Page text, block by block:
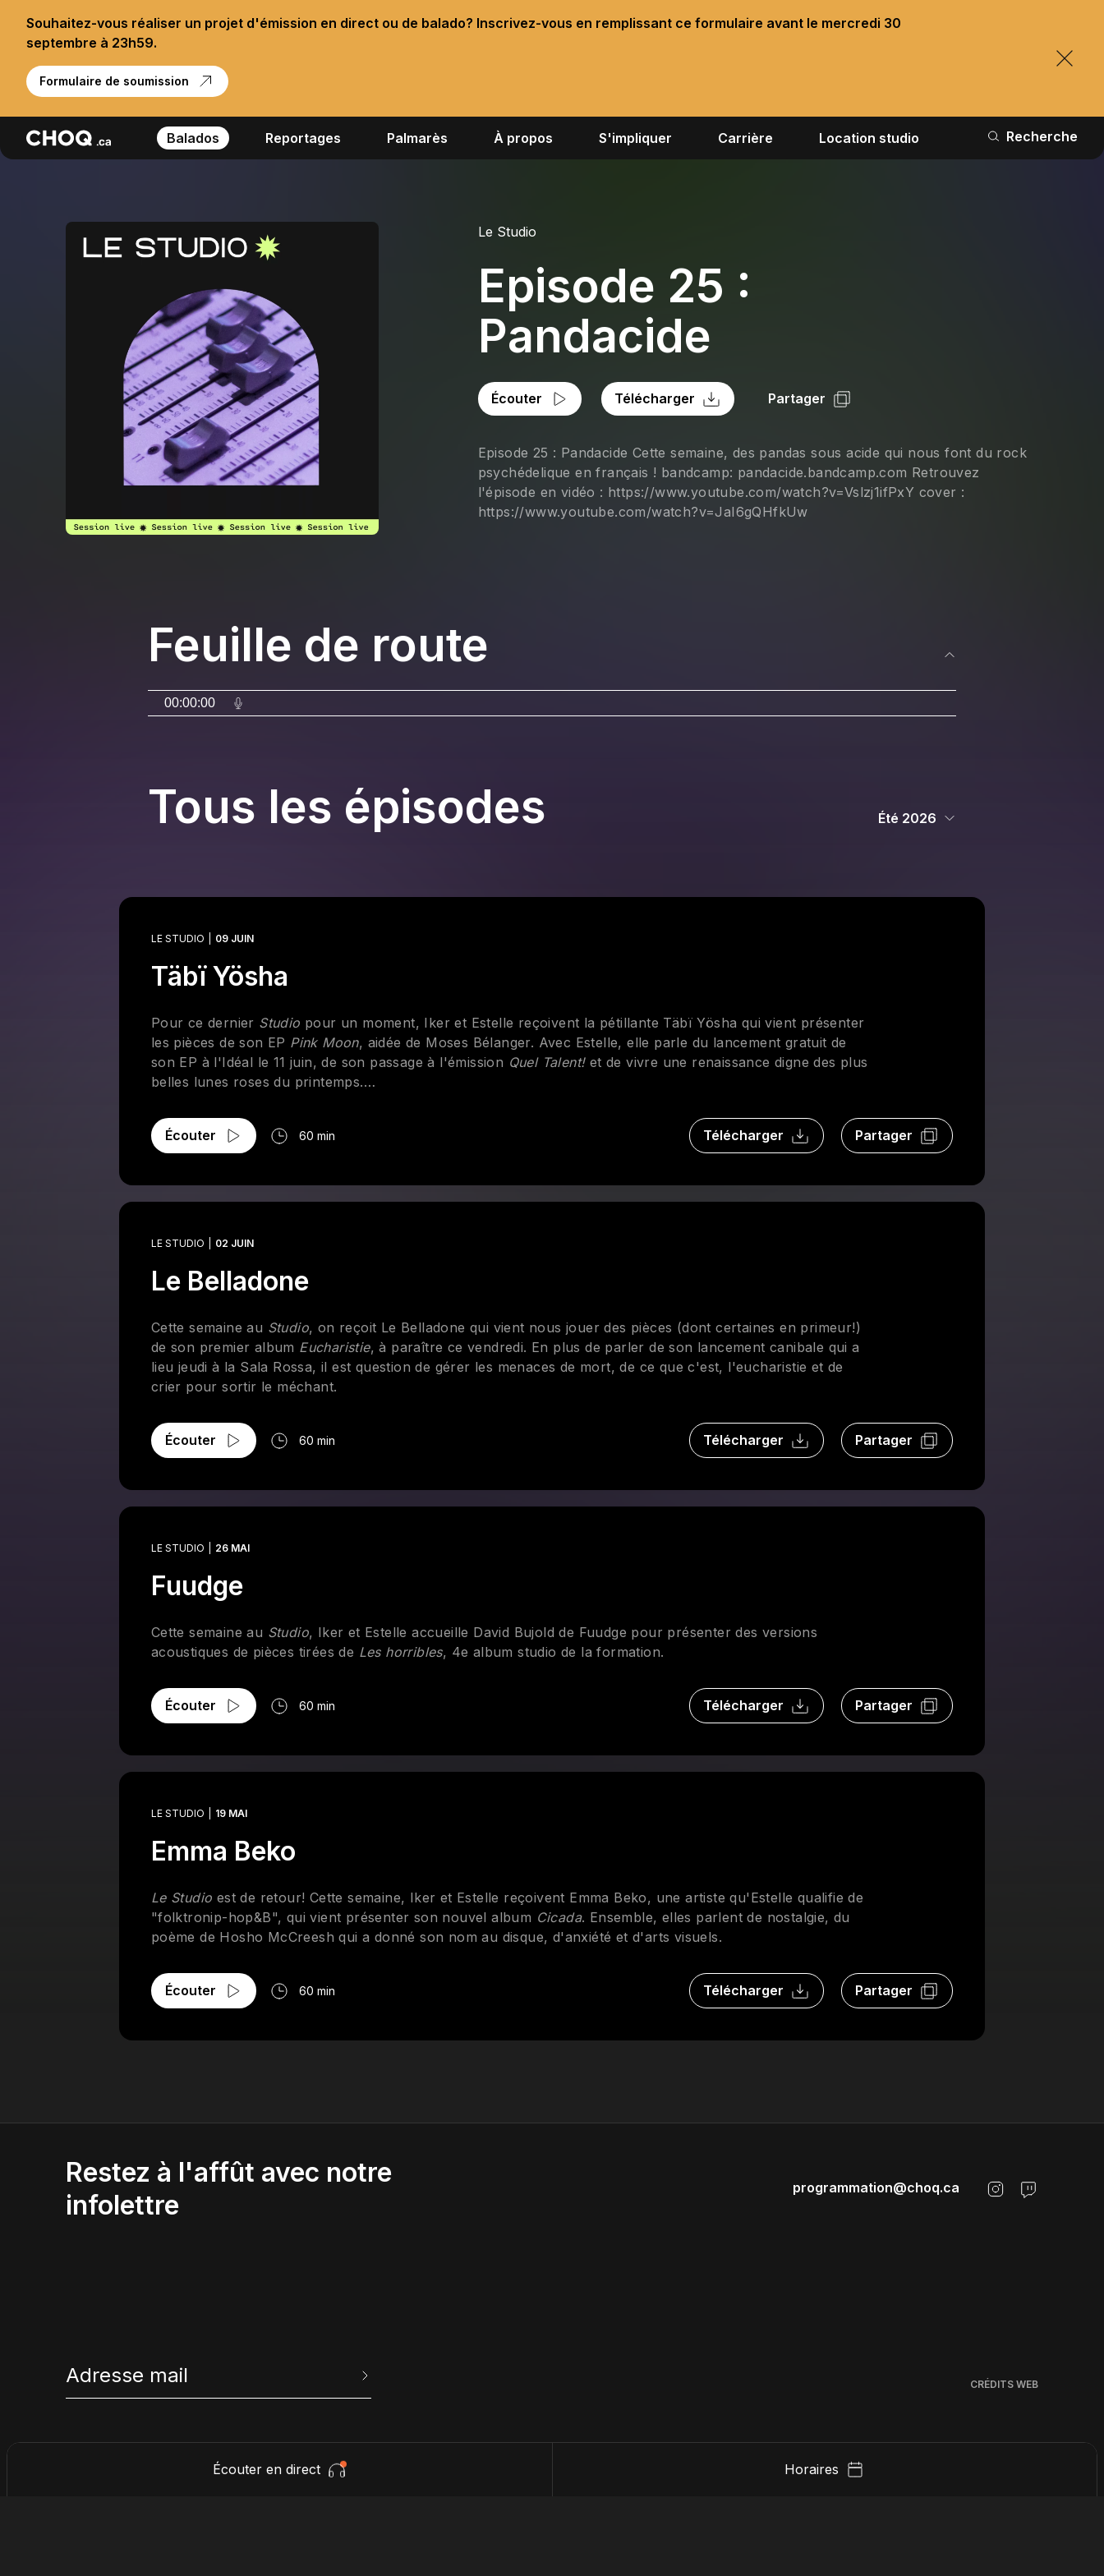
Souhaitez-vous réaliser un projet d'émission en direct ou de balado? Inscrivez-vous en remplissant ce formulaire avant le mercredi 30
septembre à 23h59.
Formulaire de soumission
Balados Reportages Palmarès À propos S'impliquer Carrière Location studio Recherche
Écouter en direct Horaires
Le Studio
Episode 25 :
Pandacide
Écouter Télécharger Partager
Episode 25 : Pandacide Cette semaine, des pandas sous acide qui nous font du rock
psychédelique en français ! bandcamp: pandacide.bandcamp.com Retrouvez
l'épisode en vidéo : https://www.youtube.com/watch?v=Vslzj1ifPxY cover :
https://www.youtube.com/watch?v=JaI6gQHfkUw
Feuille de route
00:00:00
Tous les épisodes Été 2026
LE STUDIO 09 JUIN
Täbï Yösha
Pour ce dernier Studio pour un moment, Iker et Estelle reçoivent la pétillante Täbï Yösha qui vient présenter
les pièces de son EP Pink Moon, aidée de Moses Bélanger. Avec Estelle, elle parle du lancement gratuit de
son EP à l'Idéal le 11 juin, de son passage à l'émission Quel Talent!et de vivre une renaissance digne des plus
belles lunes roses du printemps.
Liste des chansons performées:
Cupid
Kinda Love
Red Flag
Écouter 60 min Télécharger Partager
LE STUDIO 02 JUIN
Le Belladone
Cette semaine au Studio, on reçoit Le Belladone qui vient nous jouer des pièces (dont certaines en primeur!)
de son premier album Eucharistie, à paraître ce vendredi. En plus de parler de son lancement canibale qui a
lieu jeudi à la Sala Rossa, il est question de gérer les menaces de mort, de ce que c'est, l'eucharistie et de
crier pour sortir le méchant.
Écouter 60 min Télécharger Partager
LE STUDIO 26 MAI
Fuudge
Cette semaine au Studio, Iker et Estelle accueille David Bujold de Fuudge pour présenter des versions
acoustiques de pièces tirées de Les horribles, 4e album studio de la formation.
Écouter 60 min Télécharger Partager
LE STUDIO 19 MAI
Emma Beko
Le Studio est de retour! Cette semaine, Iker et Estelle reçoivent Emma Beko, une artiste qu'Estelle qualifie de
"folktronip-hop&B", qui vient présenter son nouvel album Cicada. Ensemble, elles parlent de nostalgie, du
poème de Hosho McCreesh qui a donné son nom au disque, d'anxiété et d'arts visuels.
Écouter 60 min Télécharger Partager
Restez à l'affût avec notre
infolettre
programmation@choq.ca
CRÉDITS WEB